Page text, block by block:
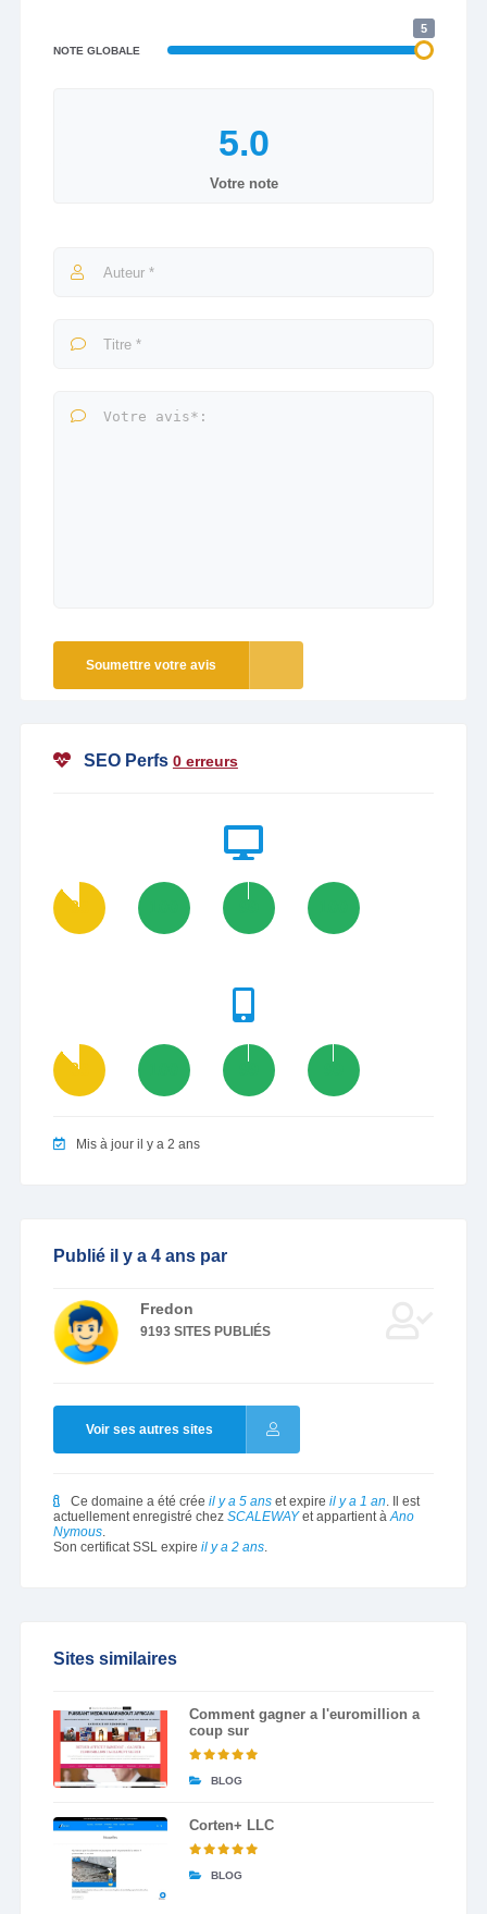
NOTE GLOBALE
5
Votre note
Soumettre votre avis
SEO Perfs 0 erreurs
88
88
Mis à jour il y a 2 ans
Publié il y a 4 ans par
Fredon
9193 SITES PUBLIÉS
Voir ses autres sites
Ce domaine a été crée il y a 5 anset expire il y a 1 an. Il est
actuellement enregistré chez SCALEWAYet appartient àAno
Nymous.
Son certificat SSL expire il y a 2 ans.
Sites similaires
Comment gagner a l'euromillion a
coup sur
BLOG
Corten+ LLC
BLOG